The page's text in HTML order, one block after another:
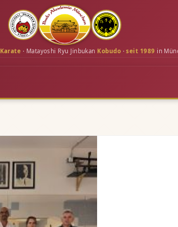
Karate · Matayoshi Ryu Jinbukan Kobudo ·seit 1989 in